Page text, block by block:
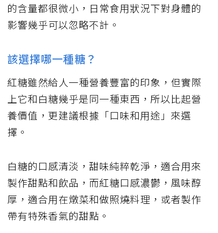
的含量都很微小，日常食用狀況下對身體的
影響幾乎可以忽略不計。
該選擇哪一種糖？
紅糖雖然給人一種營養豐富的印象，但實際
上它和白糖幾乎是同一種東西，所以比起營
養價值，更建議根據「口味和用途」來選
擇。
白糖的口感清淡，甜味純粹乾淨，適合用來
製作甜點和飲品，而紅糖口感濃鬱，風味醇
厚，適合用在燉菜和做照燒料理，或者製作
帶有特殊香氣的甜點。